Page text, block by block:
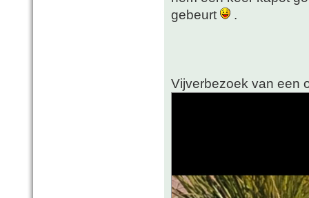
gebeurt
.
Vijverbezoek van een